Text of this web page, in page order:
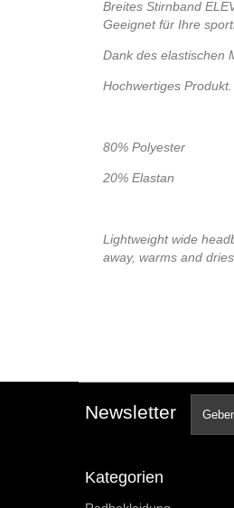
Breites Stirnband
Geeignet für Ihre
Dank des elastischen
Hochwertiges
80% Polyester
20% Elastan
Lightweight wide
away, warms and
Newsletter
Kategorien